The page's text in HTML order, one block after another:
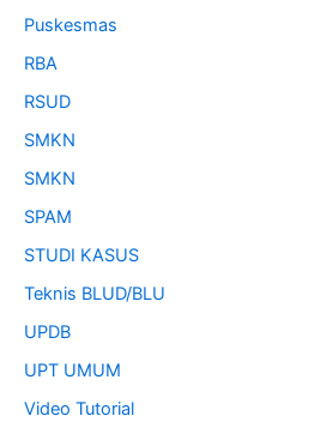
Puskesmas
RBA
RSUD
SMKN
SMKN
SPAM
STUDI KASUS
Teknis BLUD/BLU
UPDB
UPT UMUM
Video Tutorial